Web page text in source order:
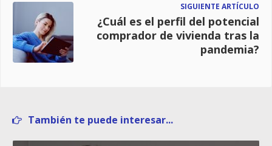
SIGUIENTE ARTÍCULO
¿Cuál es el perfil del potencial
comprador de vivienda tras la
pandemia?
También te puede interesar...